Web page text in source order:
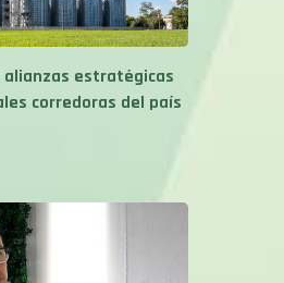
estratégicas
corredoras del país